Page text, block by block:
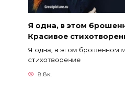
Я одна, в этом
Красивое
Я одна, в этом брошенном
стихотворение
8.8к.